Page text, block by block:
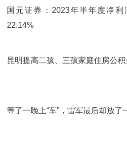
国元证券：2023年半年度净
22.14%
昆明提高二孩、三孩家庭住房公
等了一晚上“车”，雷军最后却放了